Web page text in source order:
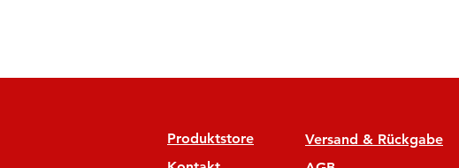
Produktstore
Versand & Rückgabe